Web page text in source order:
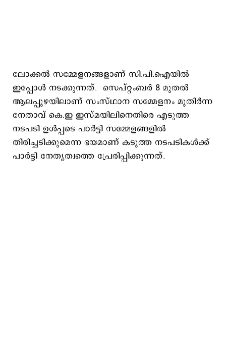
ലോക്കല്‍ സമ്മേളനങ്ങളാണ് സി.പി.ഐയില്‍
ഇപ്പോള്‍ നടക്കുന്നത്. സെപ്റ്റംബര്‍ 8 മുതല്‍
ആലപ്പുഴയിലാണ് സംസ്ഥാന സമ്മേളനം മുതിര്‍ന്ന
നേതാവ് കെ.ഇ ഇസ്മയിലിനെതിരെ എടുത്ത
നടപടി ഉള്‍പ്പടെ പാര്‍ട്ടി സമ്മേളങ്ങളില്‍
തിരിച്ചടിക്കുമെന്ന ഭയമാണ് കടുത്ത നടപടികള്‍ക്ക്
പാര്‍ട്ടി നേതൃത്വത്തെ പ്രേരിപ്പിക്കുന്നത്.